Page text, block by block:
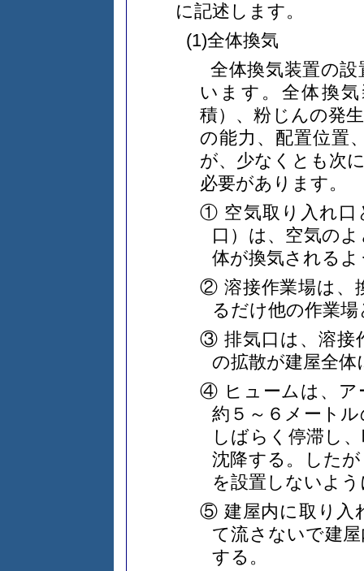
に記述します。
(1)全体換気
全体換気装置の
います。全体換
積）、粉じんの発
の能力、配置位置
が、少なくとも次
必要があります。
① 空気取り入れ口
口）は、空気の
体が換気される
② 溶接作業場は、
るだけ他の作業
③ 排気口は、溶接
の拡散が建屋全
④ ヒュームは、ア
約５～６メート
しばらく停滞し
沈降する。した
を設置しないよ
⑤ 建屋内に取り入
て流さないで建
する。